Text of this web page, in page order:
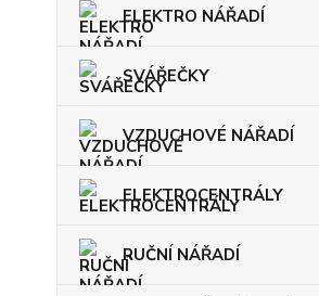
ELEKTRO NÁŘADÍ
SVÁŘEČKY
VZDUCHOVÉ NÁŘADÍ
ELEKTROCENTRÁLY
RUČNÍ NÁŘADÍ